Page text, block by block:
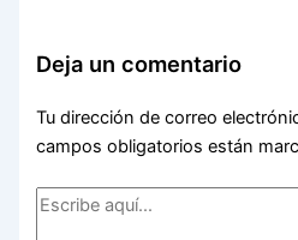
Deja un comentario
Tu dirección de correo
campos obligatorios están
Escribe